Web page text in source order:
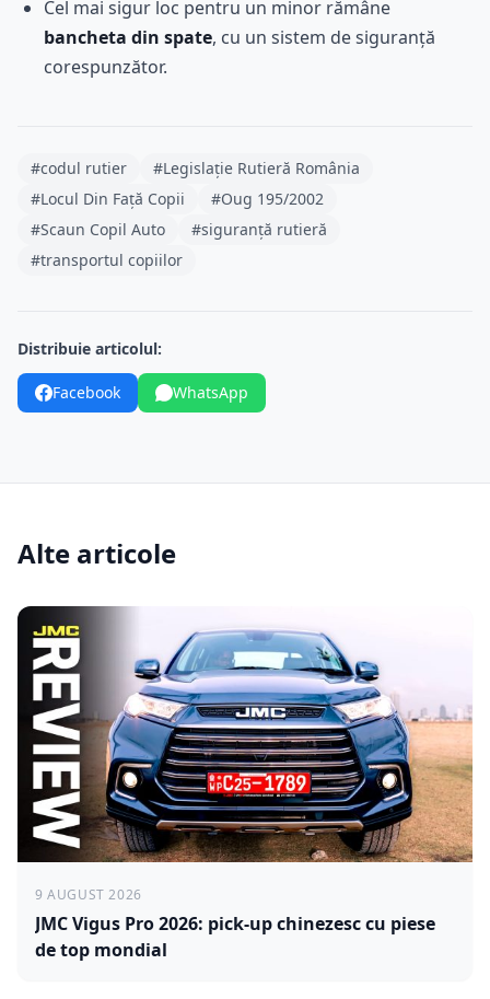
Cel mai sigur loc pentru un minor rămâne
bancheta din spate, cu un sistem de siguranță
corespunzător.
#codul rutier
#Legislație Rutieră România
#Locul Din Față Copii
#Oug 195/2002
#Scaun Copil Auto
#siguranță rutieră
#transportul copiilor
Distribuie articolul:
Facebook WhatsApp
Alte articole
9 AUGUST 2026
JMC Vigus Pro 2026: pick-up chinezesc cu piese
de top mondial